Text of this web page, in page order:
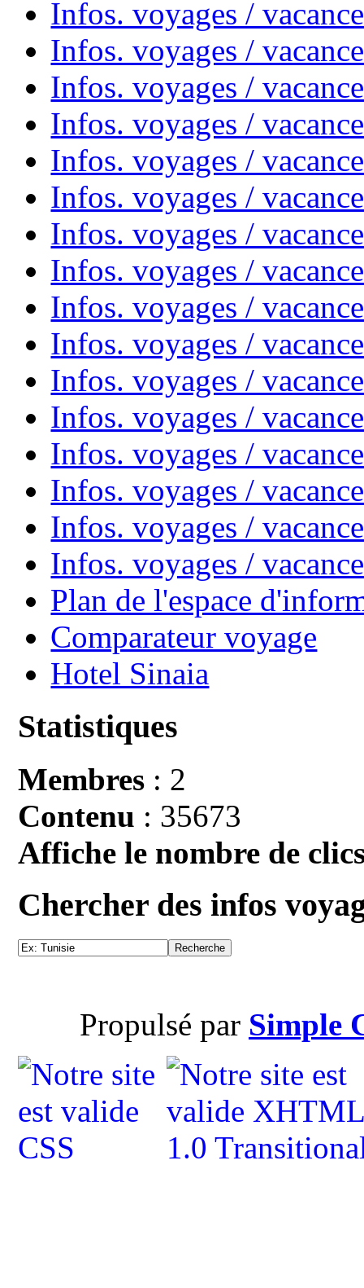
Infos. voyages /
Infos. voyages /
Infos. voyages /
Infos. voyages /
Infos. voyages /
Infos. voyages /
Infos. voyages /
Infos. voyages /
Infos. voyages /
Infos. voyages /
Infos. voyages /
Infos. voyages /
Infos. voyages /
Infos. voyages /
Infos. voyages /
Infos. voyages /
Plan de l'espace
Comparateur voyage
Hotel Sinaia
Statistiques
Membres : 2
Contenu : 35673
Affiche le nombre de
Chercher des infos
Propulsé par Simple